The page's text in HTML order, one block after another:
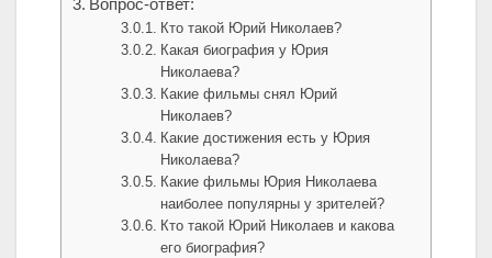
Вопрос-ответ:
Кто такой Юрий Николаев?
Какая биография у Юрия
Николаева?
Какие фильмы снял Юрий
Николаев?
Какие достижения есть у Юрия
Николаева?
Какие фильмы Юрия Николаева
наиболее популярны у зрителей?
Кто такой Юрий Николаев и какова
его биография?